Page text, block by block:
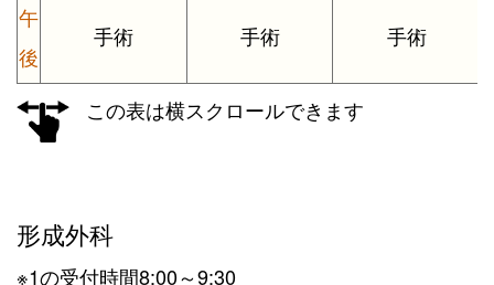
午
後
手術 手術 手術
この表は横スクロールできます
形成外科
※1の受付時間8:00～9:30